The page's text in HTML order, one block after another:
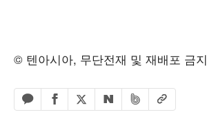
© 텐아시아, 무단전재 및 재배포 금지
카카오톡 공유하기
페이스북 공유하기
엑스 공유하기
네이버 공유하기
밴드 공유하기
URL복사